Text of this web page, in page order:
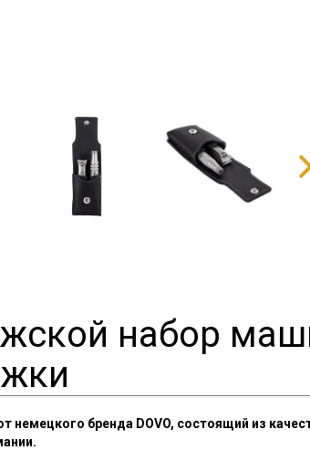
набор
немецкого бренда DOVO, состоящий из